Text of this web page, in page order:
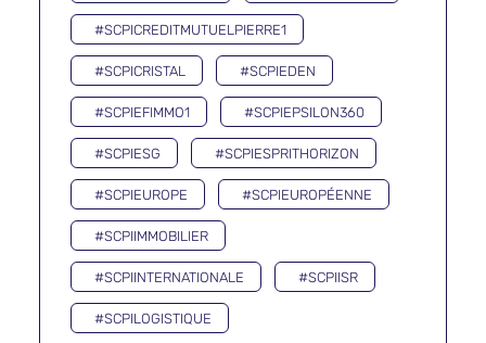
#SCPICREDITMUTUELPIERRE1
#SCPICRISTAL #SCPIEDEN
#SCPIEFIMMO1 #SCPIEPSILON360
#SCPIESG #SCPIESPRITHORIZON
#SCPIEUROPE #SCPIEUROPÉENNE
#SCPIIMMOBILIER
#SCPIINTERNATIONALE #SCPIISR
#SCPILOGISTIQUE